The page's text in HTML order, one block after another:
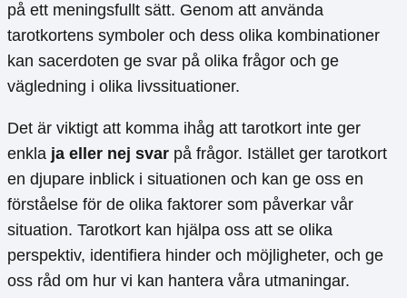
på ett meningsfullt sätt. Genom att använda
tarotkortens symboler och dess olika kombinationer
kan sacerdoten ge svar på olika frågor och ge
vägledning i olika livssituationer.
Det är viktigt att komma ihåg att tarotkort inte ger
enkla ja eller nej svar på frågor. Istället ger tarotkort
en djupare inblick i situationen och kan ge oss en
förståelse för de olika faktorer som påverkar vår
situation. Tarotkort kan hjälpa oss att se olika
perspektiv, identifiera hinder och möjligheter, och ge
oss råd om hur vi kan hantera våra utmaningar.